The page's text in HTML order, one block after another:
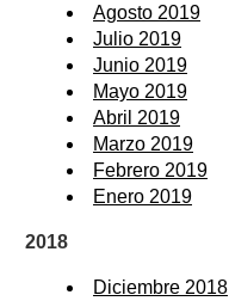
Agosto 2019
Julio 2019
Junio 2019
Mayo 2019
Abril 2019
Marzo 2019
Febrero 2019
Enero 2019
2018
Diciembre 2018